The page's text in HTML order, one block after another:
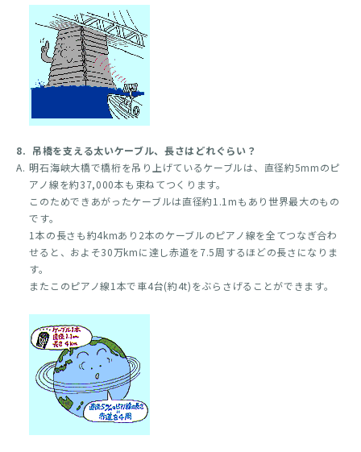
8. 吊橋を支える太いケーブル、長さはどれぐらい？
A. 明石海峡大橋で橋桁を吊り上げているケーブルは、直径約5mmのピ
アノ線を約37,000本も束ねてつくります。
このためできあがったケーブルは直径約1.1mもあり世界最大のもの
です。
1本の長さも約4kmあり2本のケーブルのピアノ線を全てつなぎ合わ
せると、およそ30万kmに達し赤道を7.5周するほどの長さになりま
す。
またこのピアノ線1本で車4台(約4t)をぶらさげることができます。